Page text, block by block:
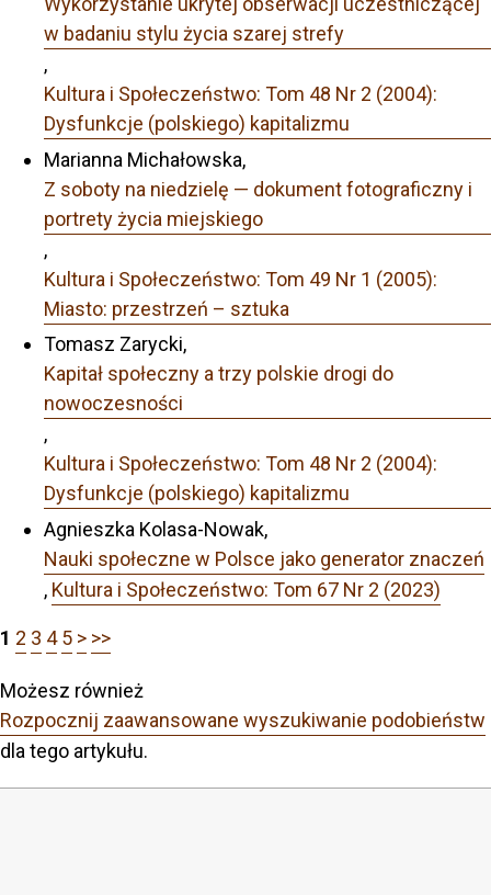
w badaniu stylu życia szarej strefy
,
Kultura i Społeczeństwo: Tom 48 Nr 2 (2004):
Dysfunkcje (polskiego) kapitalizmu
Marianna Michałowska,
Z soboty na niedzielę — dokument fotograficzny i
portrety życia miejskiego
,
Kultura i Społeczeństwo: Tom 49 Nr 1 (2005):
Miasto: przestrzeń – sztuka
Tomasz Zarycki,
Kapitał społeczny a trzy polskie drogi do
nowoczesności
,
Kultura i Społeczeństwo: Tom 48 Nr 2 (2004):
Dysfunkcje (polskiego) kapitalizmu
Agnieszka Kolasa-Nowak,
Nauki społeczne w Polsce jako generator znaczeń
, Kultura i Społeczeństwo: Tom 67 Nr 2 (2023)
1 2 3 4 5 > >>
Możesz również
Rozpocznij zaawansowane wyszukiwanie podobieństw
dla tego artykułu.